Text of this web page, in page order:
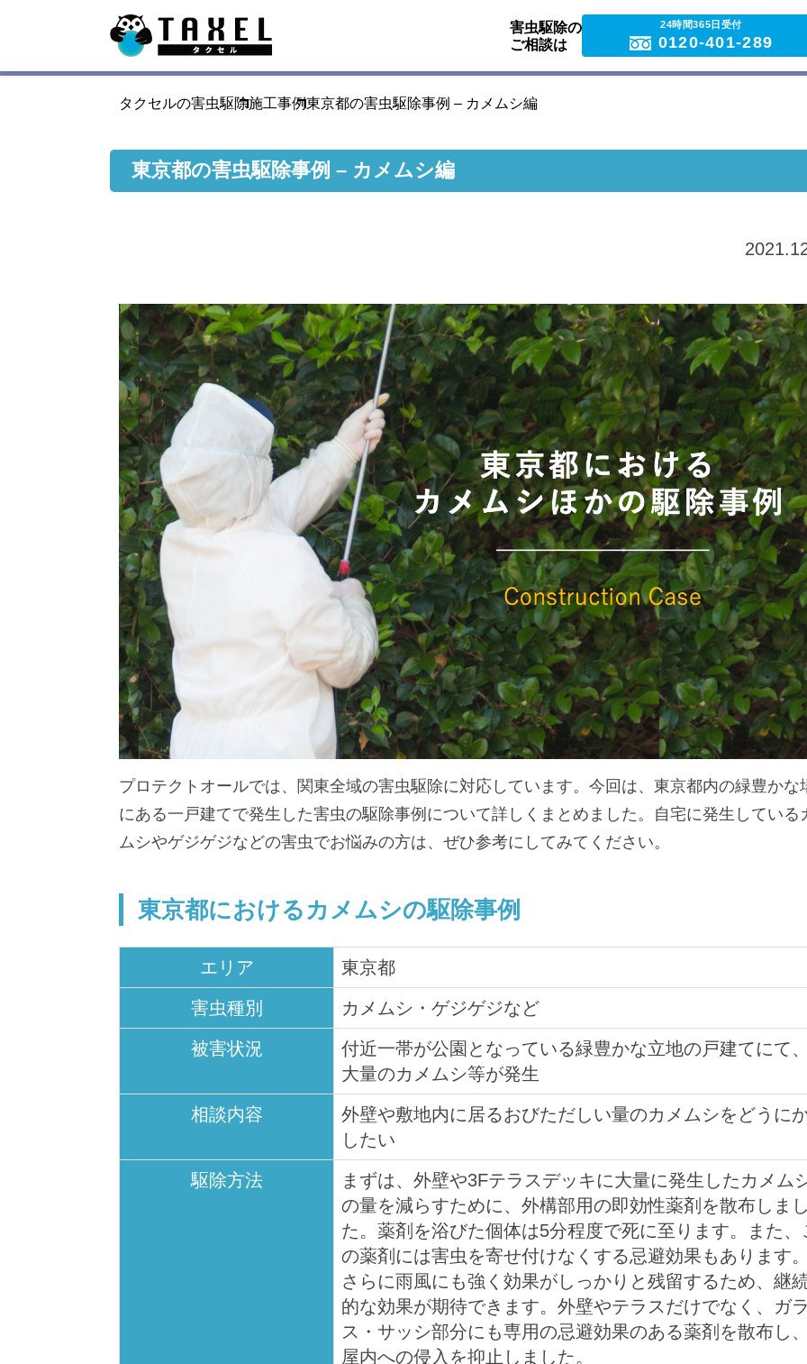
害虫駆除の
ご相談は
24時間365日受付
0120-401-289
タクセルの害虫駆除施工事例東京都の害虫駆除事例 – カメムシ編
東京都の害虫駆除事例 – カメムシ編
プロテクトオールでは、関東全域の害虫駆除に対応しています。今回は、東京都内の緑豊かな
にある一戸建てで発生した害虫の駆除事例について詳しくまとめました。自宅に発生している
ムシやゲジゲジなどの害虫でお悩みの方は、ぜひ参考にしてみてください。
東京都におけるカメムシの駆除事例
エリア 東京都
害虫種別 カメムシ・ゲジゲジなど
被害状況
付近一帯が公園となっている緑豊かな立地の戸建てにて、
大量のカメムシ等が発生
相談内容
外壁や敷地内に居るおびただしい量のカメムシをどうに
したい
駆除方法
まずは、外壁や3Fテラスデッキに大量に発生したカメム
の量を減らすために、外構部用の即効性薬剤を散布しまし
た。薬剤を浴びた個体は5分程度で死に至ります。また、
の薬剤には害虫を寄せ付けなくする忌避効果もあります。
さらに雨風にも強く効果がしっかりと残留するため、継
的な効果が期待できます。外壁やテラスだけでなく、ガラ
ス・サッシ部分にも専用の忌避効果のある薬剤を散布し、
屋内への侵入を抑止しました。